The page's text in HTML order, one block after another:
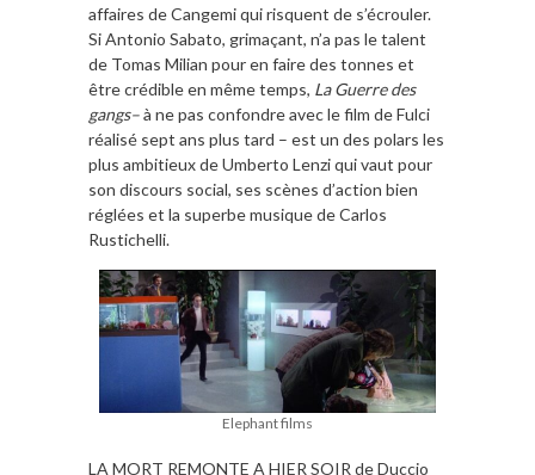
affaires de Cangemi qui risquent de s’écrouler.
Si Antonio Sabato, grimaçant, n’a pas le talent
de Tomas Milian pour en faire des tonnes et
être crédible en même temps, La Guerre des
gangs–à ne pas confondre avec le film de Fulci
réalisé sept ans plus tard – est un des polars les
plus ambitieux de Umberto Lenzi qui vaut pour
son discours social, ses scènes d’action bien
réglées et la superbe musique de Carlos
Rustichelli.
Elephant films
LA MORT REMONTE A HIER SOIR de Duccio